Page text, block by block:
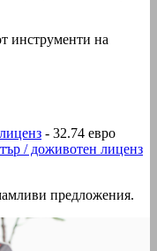
инструменти на
- 32.74 евро
/ доживотен лиценз
предложения.